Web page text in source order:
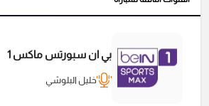
بي ان سبورتس ماكس 1
خليل البلوشي